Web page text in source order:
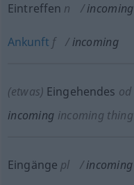
Eintreffen n incoming
Ankunft f incoming
(etwas) Eingehendes od
incoming incoming thing
Eingänge pl incoming